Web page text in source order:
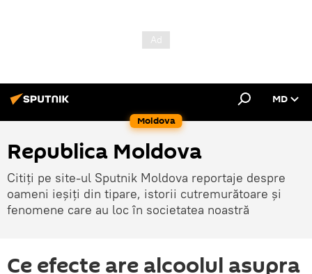
Moldova
MD
Republica Moldova
Citiți pe site-ul Sputnik Moldova reportaje despre
oameni ieșiți din tipare, istorii cutremurătoare și
fenomene care au loc în societatea noastră
Ce efecte are alcoolul asupra